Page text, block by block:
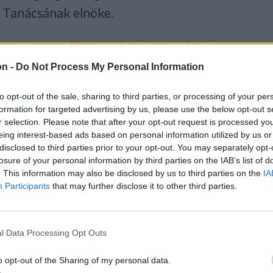
- Do Not Process My Personal Information
opt-out of the sale, sharing to third parties, or processing of your
for targeted advertising by us, please use the below opt-out
selection. Please note that after your opt-out request is processed
interest-based ads based on personal information utilized by us
to third parties prior to your opt-out. You may separately
of your personal information by third parties on the IAB’s list of
This information may also be disclosed by us to third parties on the
Participants that may further disclose it to other third parties.
Data Processing Opt Outs
opt-out of the Sharing of my personal data.
elnöke.
az állatok bántalmazásának
helyzetet, és
a lépéseket,
a civil
az állampolgárok
védelme